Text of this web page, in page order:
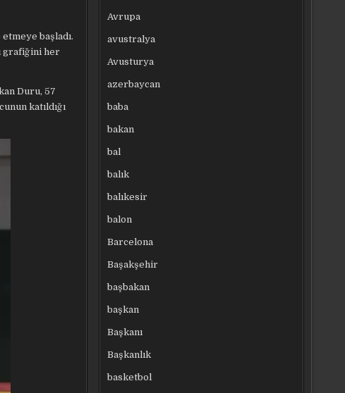
başladı.
grafiğini her
Duru, 57
katıldığı
Avrupa
avustralya
Avusturya
azerbaycan
baba
bakan
bal
balık
balıkesir
balon
Barcelona
Başakşehir
başbakan
başkan
Başkanı
Başkanlık
basketbol